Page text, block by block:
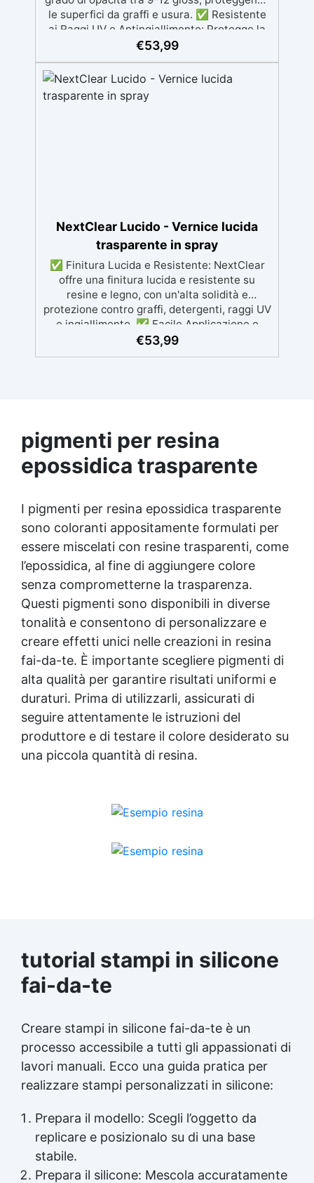
le superfici da graffi e usura. ✅ Resistente
ai Raggi UV e Antingiallimento: Protegge la
resina e il legno dai danni dei raggi UV e
trasparenza nel tempo. ✅ Facile
Applicazione: Viene fornito in formato spray
e si applica facilmente con 2 mani leggere, a
la superficie per una brillantezza aggiuntiva,
utilizzando grana 2000-3000 e EpoxyPolish.
€53,99
NextClear Lucido - Vernice lucida
trasparente in spray
✅ Finitura Lucida e Resistente: NextClear
offre una finitura lucida e resistente su
resine e legno, con un'alta solidità e
protezione contro graffi, detergenti, raggi UV
e ingiallimento. ✅ Facile Applicazione e
Attivazione: Prodotto in bomboletta spray
Perfetta: Dopo 3 giorni, è possibile lucidare
la superficie con carta vetrata 2000-3000 e
EpoxyPolish per ottenere una lucentezza
prodotto è contrassegnato dal marchio
QUALITY EXTRA, garantendo elevate
prestazioni e qualità grazie ai rigorosi test
effettuati da Resin Pro.
€53,99
pigmenti per resina
epossidica trasparente
I pigmenti per resina epossidica trasparente
sono coloranti appositamente formulati per
essere miscelati con resine trasparenti, come
l’epossidica, al fine di aggiungere colore
senza comprometterne la trasparenza.
Questi pigmenti sono disponibili in diverse
tonalità e consentono di personalizzare e
creare effetti unici nelle creazioni in resina
fai-da-te. È importante scegliere pigmenti di
alta qualità per garantire risultati uniformi e
duraturi. Prima di utilizzarli, assicurati di
seguire attentamente le istruzioni del
produttore e di testare il colore desiderato su
una piccola quantità di resina.
tutorial stampi in silicone
fai-da-te
Creare stampi in silicone fai-da-te è un
processo accessibile a tutti gli appassionati di
lavori manuali. Ecco una guida pratica per
realizzare stampi personalizzati in silicone:
Prepara il modello: Scegli l’oggetto da
replicare e posizionalo su di una base
stabile.
Prepara il silicone: Mescola accuratamente